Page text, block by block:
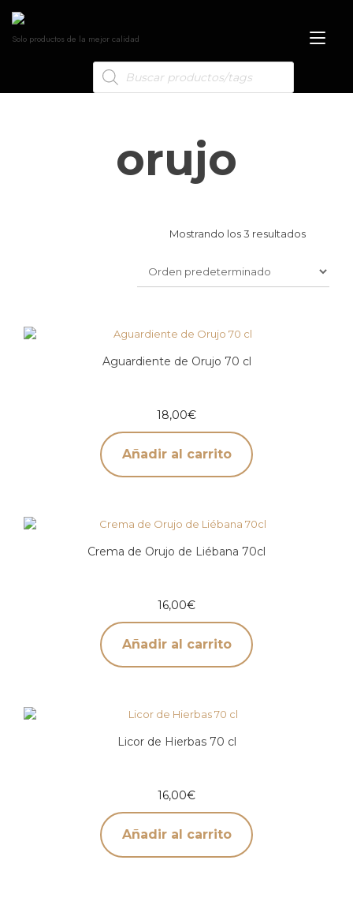
Solo productos de la mejor calidad
orujo
Mostrando los 3 resultados
Aguardiente de Orujo 70 cl
18,00€
Añadir al carrito
Crema de Orujo de Liébana 70cl
16,00€
Añadir al carrito
Licor de Hierbas 70 cl
16,00€
Añadir al carrito